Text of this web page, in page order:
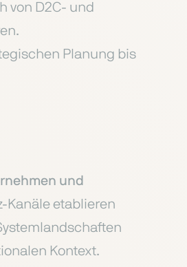
von D2C- und
Planung bis
und
Kanäle etablieren
Kontext.